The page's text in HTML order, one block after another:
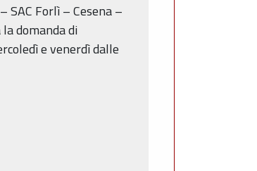
SAC Forlì – Cesena –
domanda di
e venerdì dalle